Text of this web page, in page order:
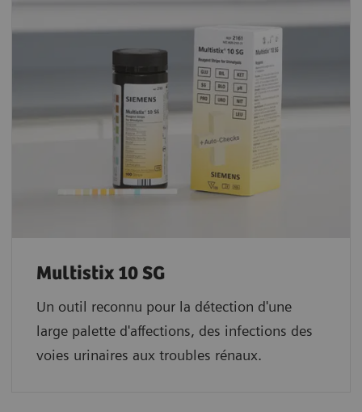
Multistix 10 SG
Un outil reconnu pour la détection d'une
large palette d'affections, des infections des
voies urinaires aux troubles rénaux.